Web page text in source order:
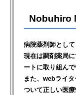
Nobuhiro
病院薬剤師として
現在は調剤薬局
ートに取り組んで
また、webライ
ついて正しい医